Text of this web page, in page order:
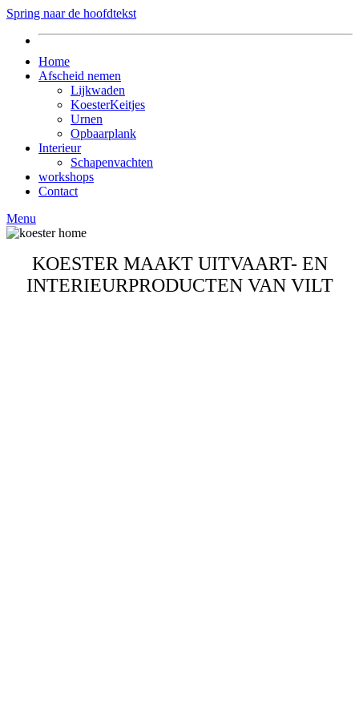
Spring naar de hoofdtekst
Home
Afscheid nemen
Lijkwaden
KoesterKeitjes
Urnen
Opbaarplank
Interieur
Schapenvachten
workshops
Contact
Menu
KOESTER MAAKT UITVAART- EN
INTERIEURPRODUCTEN VAN VILT